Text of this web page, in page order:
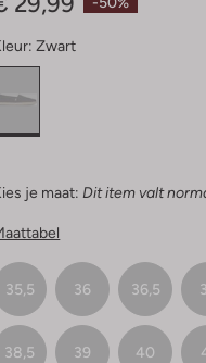
Zwart
je maat: Dit item valt
35,5 36 36,5
38,5 39 40